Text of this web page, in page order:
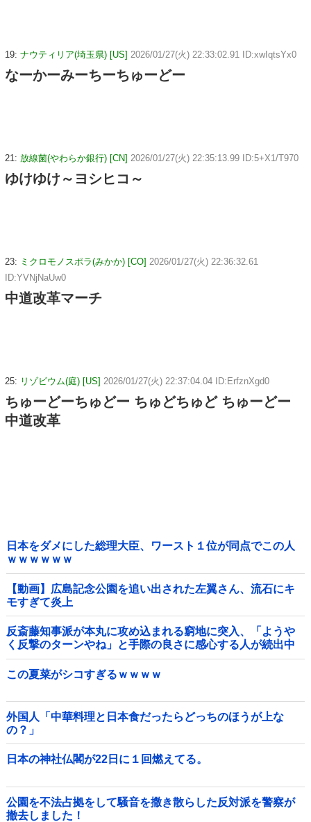
19: ナウティリア(埼玉県) [US] 2026/01/27(火) 22:33:02.91 ID:xwIqtsYx0
なーかーみーちーちゅーどー
21: 放線菌(やわらか銀行) [CN] 2026/01/27(火) 22:35:13.99 ID:5+X1/T970
ゆけゆけ～ヨシヒコ～
23: ミクロモノスポラ(みかか) [CO] 2026/01/27(火) 22:36:32.61
ID:YVNjNaUw0
中道改革マーチ
25: リゾビウム(庭) [US] 2026/01/27(火) 22:37:04.04 ID:ErfznXgd0
ちゅーどーちゅどー ちゅどちゅど ちゅーどー
中道改革
日本をダメにした総理大臣、ワースト１位が同点でこの人
ｗｗｗｗｗｗ
【動画】広島記念公園を追い出された左翼さん、流石にキ
モすぎて炎上
反斎藤知事派が本丸に攻め込まれる窮地に突入、「ようや
く反撃のターンやね」と手際の良さに感心する人が続出中
他
この夏菜がシコすぎるｗｗｗｗ
外国人「中華料理と日本食だったらどっちのほうが上な
の？」
日本の神社仏閣が22日に１回燃えてる。
公園を不法占拠をして騒音を撒き散らした反対派を警察が
撤去しました！